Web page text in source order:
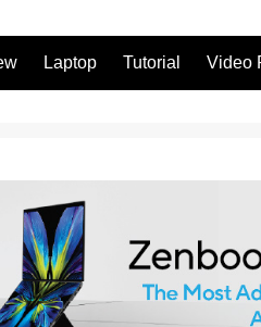
Laptop Tutorial Video